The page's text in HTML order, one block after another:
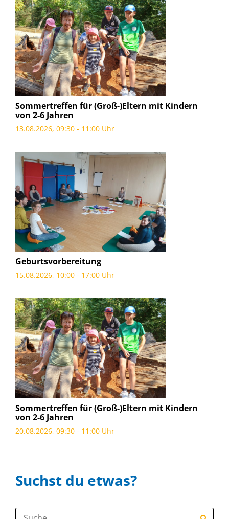
Sommertreffen für (Groß-)Eltern mit Kindern
von 2-6 Jahren
13.08.2026, 09:30 - 11:00 Uhr
Geburtsvorbereitung
15.08.2026, 10:00 - 17:00 Uhr
Sommertreffen für (Groß-)Eltern mit Kindern
von 2-6 Jahren
20.08.2026, 09:30 - 11:00 Uhr
Suchst du etwas?
Suche: